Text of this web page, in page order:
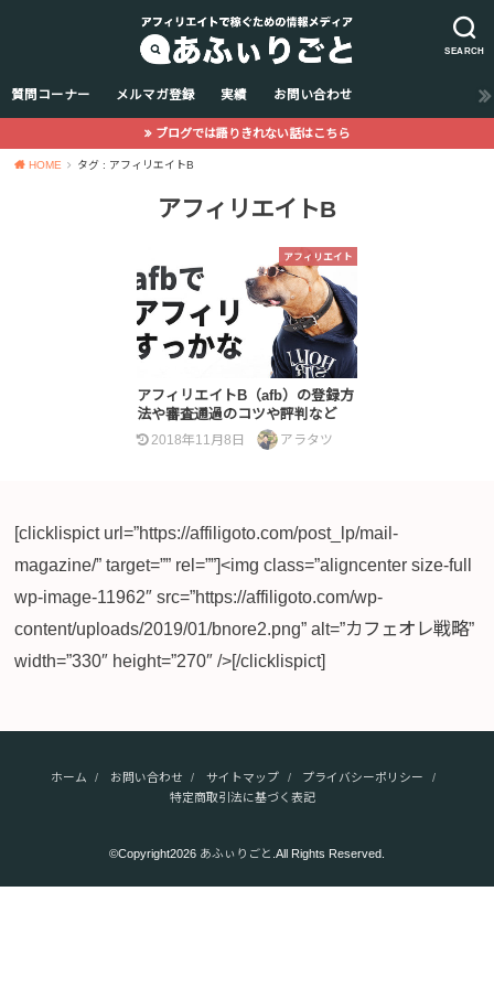
SEARCH
質問コーナー メルマガ登録 実績 お問い合わせ
ブログでは語りきれない話はこちら
HOME タグ : アフィリエイトB
アフィリエイトB
アフィリエイト
アフィリエイトB（afb）の登録方
法や審査通過のコツや評判など
2018年11月8日 アラタツ
[clicklispict url=”https://affiligoto.com/post_lp/mail-
magazine/” target=”” rel=””]<img class=”aligncenter size-full
wp-image-11962″ src=”https://affiligoto.com/wp-
content/uploads/2019/01/bnore2.png” alt=”カフェオレ戦略”
width=”330″ height=”270″ />[/clicklispict]
ホーム お問い合わせ サイトマップ
プライバシーポリシー
特定商取引法に基づく表記
©Copyright2026 あふぃりごと .All Rights Reserved.